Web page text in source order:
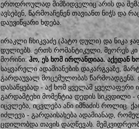
ერთდროულად მიმზიდველიც არის და
ავსებენ, წარმოაჩენენ თავიანთ ნიჭს და
დაუვიწყარი ხდება.
ირაკლი ჩხიკვაძე (პატო დული) და ნიკა
დულიებს. ერთს რომანტიკული, მეორეს კი
მორინი:ჰო, ეს ხომ ირლანდიაა. აქედან
საყვარელი ადამიანების დაკარგვაზე,
გარდაუვალ მოცემულობას წარმოადგენს.
დასაწყებად - აქ ხომ ყველამ ყველაფერი
გარდამტეხი მომენტია დედის სიკვდილი
იცვლება, იცვლება ანი იმნაძის როლიც.
იძლევა - გარდაისახება ადამიანად,
ცდილობდა თავის დაღწევას.